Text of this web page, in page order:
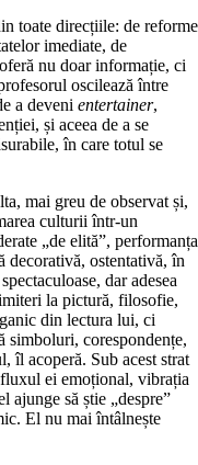
toate direcțiile: de reforme
imediate, de
nu doar informație, ci
oscilează între
a devenientertainer,
și aceea de a se
în care totul se
mai greu de observat și,
culturii într‑un
„de elită”, performanța
decorativă, ostentativă, în
dar adesea
la pictură, filosofie,
din lectura lui, ci
simboluri, corespondențe,
îl acoperă. Sub acest strat
ei emoțional, vibrația
ajunge să știe „despre”
El nu mai întâlnește